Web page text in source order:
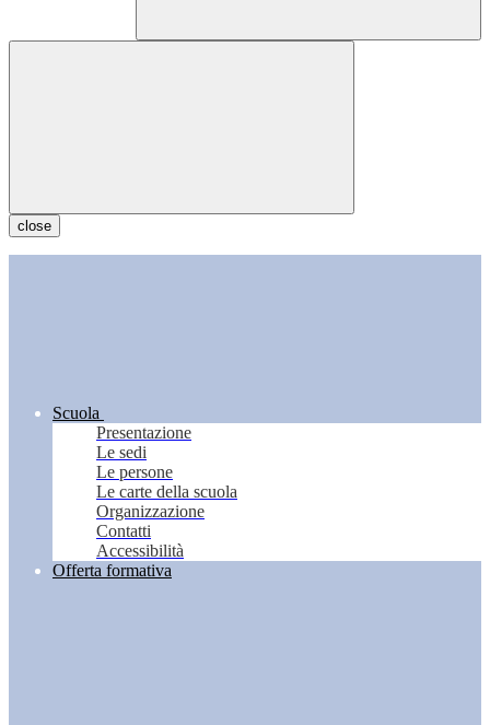
close
Scuola
Presentazione
Le sedi
Le persone
Le carte della scuola
Organizzazione
Contatti
Accessibilità
Offerta formativa